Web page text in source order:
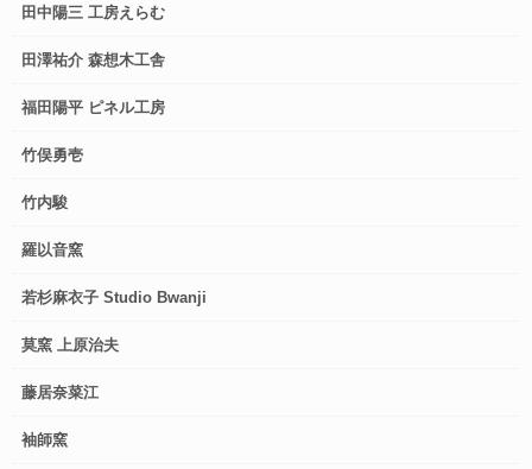
田中陽三 工房えらむ
田澤祐介 森想木工舎
福田陽平 ピネル工房
竹俣勇壱
竹内駿
羅以音窯
若杉麻衣子 Studio Bwanji
莫窯 上原治夫
藤居奈菜江
袖師窯